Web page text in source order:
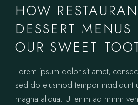
HOW
DESSERT MENUS
OUR SWEET
Lorem ipsum dolor sit amet,
sed do eiusmod tempor incididunt
magna aliqua. Ut enim ad minim